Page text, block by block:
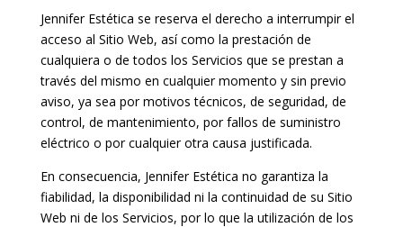
Jennifer Estética se reserva el derecho a interrumpir el
acceso al Sitio Web, así como la prestación de
cualquiera o de todos los Servicios que se prestan a
través del mismo en cualquier momento y sin previo
aviso, ya sea por motivos técnicos, de seguridad, de
control, de mantenimiento, por fallos de suministro
eléctrico o por cualquier otra causa justificada.
En consecuencia, Jennifer Estética no garantiza la
fiabilidad, la disponibilidad ni la continuidad de su Sitio
Web ni de los Servicios, por lo que la utilización de los